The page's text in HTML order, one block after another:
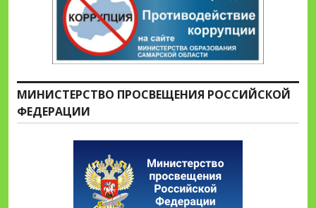
МИНИСТЕРСТВО ПРОСВЕЩЕНИЯ РОССИЙСКОЙ
ФЕДЕРАЦИИ